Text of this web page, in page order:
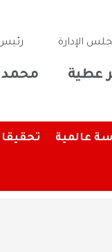
الإدارة
عطية
رئيس
عالمية